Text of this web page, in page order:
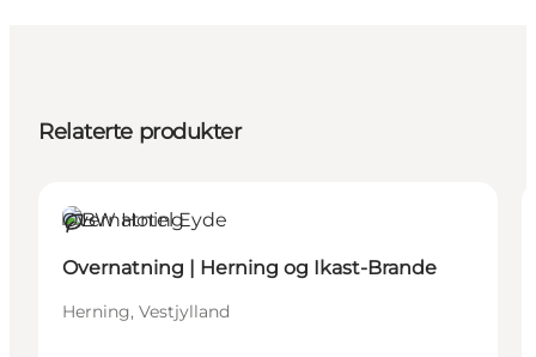
Relaterte produkter
Bærekraftig
Overnatning
Overnatning | Herning og Ikast-Brande
Herning, Vestjylland